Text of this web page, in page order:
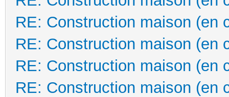
RE: Construction maison (en
RE: Construction maison (en
RE: Construction maison (en
RE: Construction maison (en